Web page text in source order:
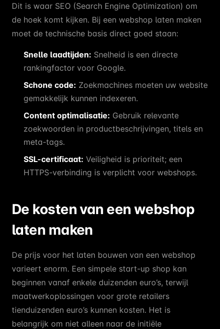
Dit is waar SEO (Search Engine Optimization) om
de hoek komt kijken. Bij een webshop laten maken
moet de technische basis direct goed staan:
Snelle laadtijden: Snelheid is een directe
rankingfactor voor Google.
Schone code: Zoekmachines moeten uw website
gemakkelijk kunnen indexeren.
Content optimalisatie: Gebruik relevante
zoekwoorden in productbeschrijvingen, titels en
meta-tags.
SSL-certificaat: Veiligheid is prioriteit; een
HTTPS-verbinding is verplicht voor webshops.
De kosten van een webshop
laten maken
De prijs voor het laten bouwen van een webshop
varieert enorm. Een simpele start-up shop kan
beginnen vanaf enkele duizenden euro’s, terwijl
maatwerkoplossingen voor grote retailers
tienduizenden euro’s kunnen kosten. Het is
belangrijk om niet alleen naar de initiële